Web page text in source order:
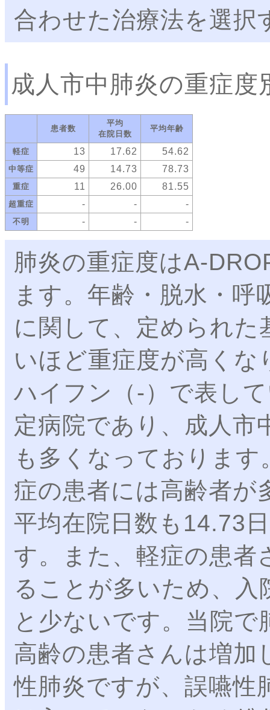
合わせた治療法を選択
成人市中肺炎の重症度
患者数
平均
在院日数
平均年齢
軽症 13 17.62 54.62
中等症 49 14.73 78.73
重症 11 26.00 81.55
超重症 - - -
不明 - - -
肺炎の重症度はA-
ます。年齢・脱水・呼
に関して、定められ
いほど重症度が高く
ハイフン（-）で表し
定病院であり、成人市
も多くなっておりま
症の患者には高齢者が
平均在院日数も14.73
す。また、軽症の患者
ることが多いため、
と少ないです。当院
高齢の患者さんは増加
性肺炎ですが、誤嚥性